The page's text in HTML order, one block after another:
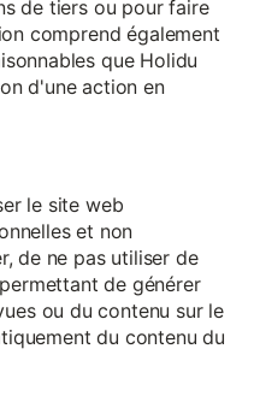
de tiers ou pour faire
comprend également
que Holidu
d'une action en
le site web
et non
de ne pas utiliser de
de générer
ou du contenu sur le
du contenu du